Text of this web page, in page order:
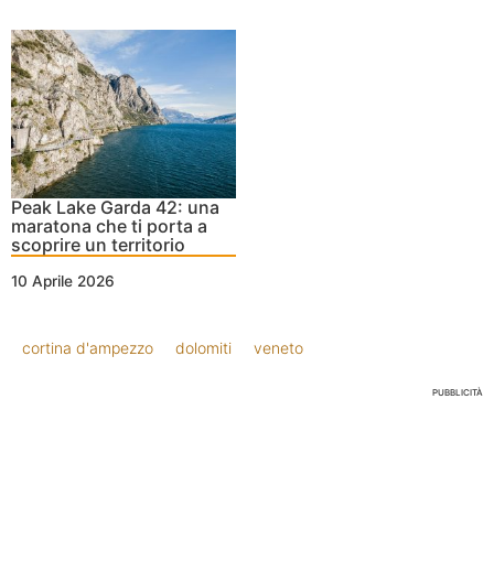
Peak Lake Garda 42: una
maratona che ti porta a
scoprire un territorio
10 Aprile 2026
cortina d'ampezzo dolomiti veneto
PUBBLICITÀ